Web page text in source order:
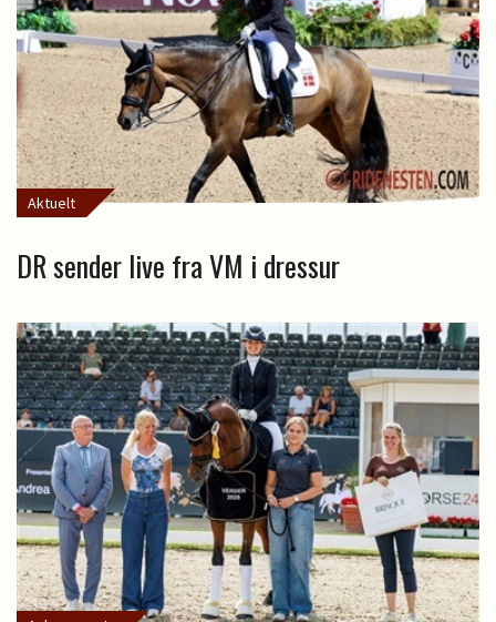
Aktuelt
DR sender live fra VM i dressur